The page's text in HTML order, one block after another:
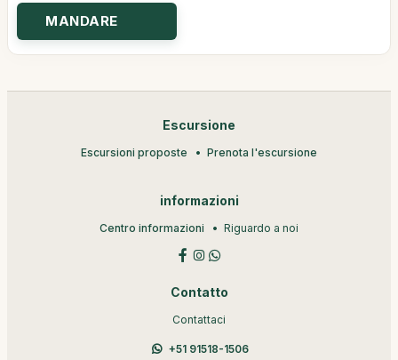
Escursione
Escursioni proposte Prenota l'escursione
informazioni
Centro informazioni Riguardo a noi
Contatto
Contattaci
+51 91518-1506